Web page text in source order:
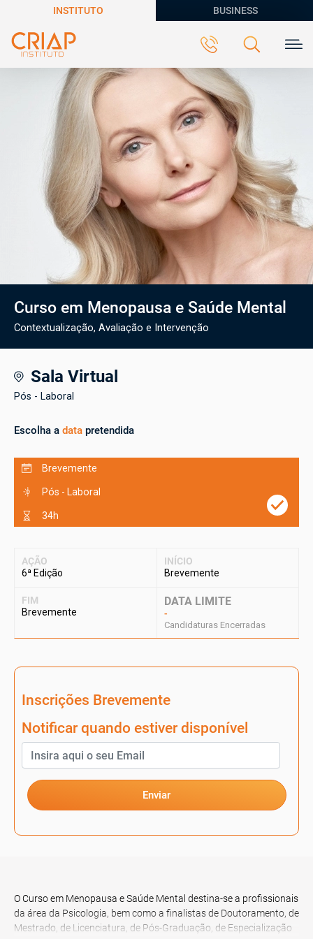
INSTITUTO BUSINESS
Curso em Menopausa e Saúde Mental
Contextualização, Avaliação e Intervenção
Sala Virtual
Pós - Laboral
Escolha a data pretendida
Brevemente
Pós - Laboral
34h
AÇÃO
6ª Edição
INÍCIO
Brevemente
FIM
Brevemente
DATA LIMITE
-
Candidaturas Encerradas
Inscrições Brevemente
Notificar quando estiver disponível
Enviar
O Curso em Menopausa e Saúde Mental destina-se a profissionais
da área da Psicologia, bem como a finalistas de Doutoramento, de
Mestrado, de Licenciatura, de Pós-Graduação, de Especialização